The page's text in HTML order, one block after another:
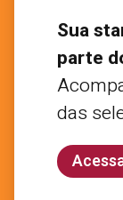
Sua
parte
das